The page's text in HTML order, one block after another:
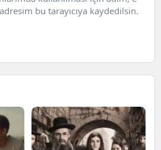
bu tarayıcıya kaydedilsin.